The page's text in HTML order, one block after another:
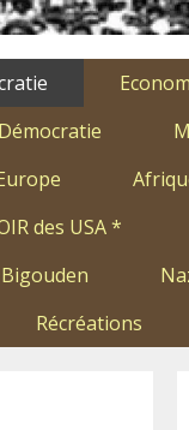
des USA *
Récréations